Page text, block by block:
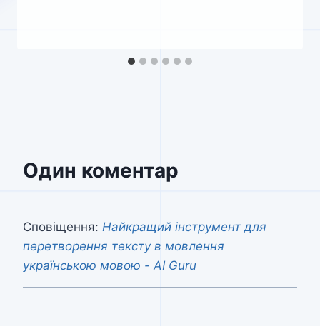
Один коментар
Сповіщення: Найкращий інструмент для
перетворення тексту в мовлення
українською мовою - AI Guru